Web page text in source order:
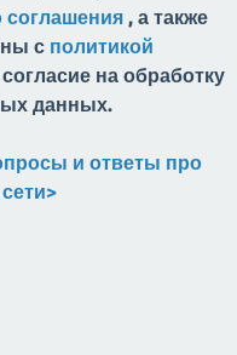
соглашения, а также
с политикой
на обработку
данных.
и ответы про